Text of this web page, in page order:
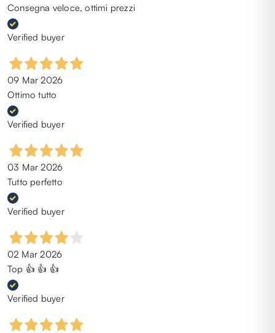
Consegna veloce, ottimi prezzi
Verified buyer
09 Mar 2026
Ottimo tutto
Verified buyer
03 Mar 2026
Tutto perfetto
Verified buyer
02 Mar 2026
Top 👍 👍 👍
Verified buyer